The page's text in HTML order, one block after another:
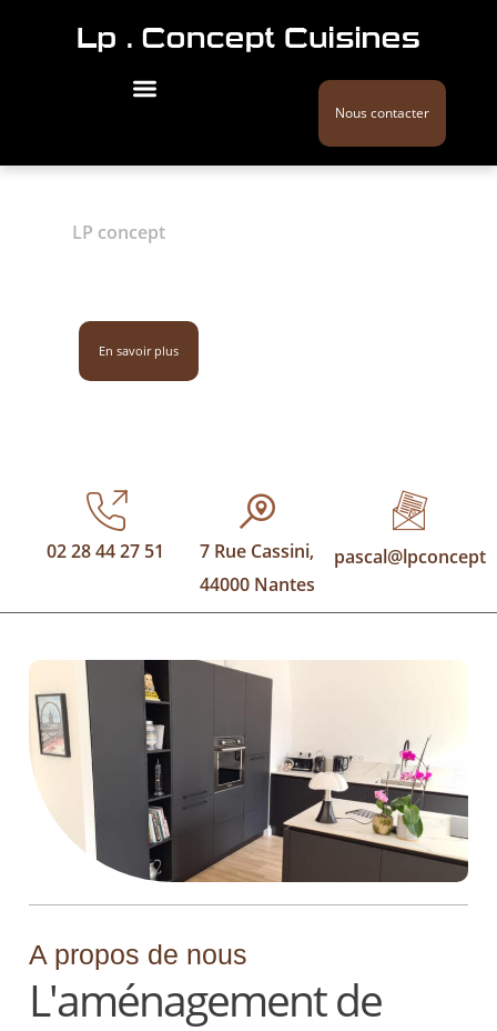
Nous contacter
LP concept
En savoir plus
02 28 44 27 51
7 Rue Cassini,
44000 Nantes
A propos de nous
L'aménagement de